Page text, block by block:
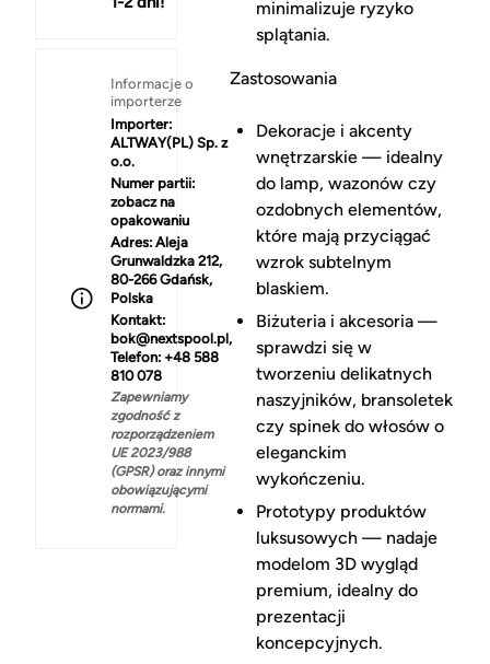
Informacje o
importerze
Importer:
ALTWAY(PL) Sp. z
o.o.
Numer partii:
zobacz na
opakowaniu
Adres: Aleja
Grunwaldzka 212,
80-266 Gdańsk,
Polska
Kontakt:
bok@nextspool.pl,
Telefon: +48 588
810 078
Zapewniamy
zgodność z
rozporządzeniem
UE 2023/988
(GPSR) oraz innymi
obowiązującymi
normami.
minimalizuje ryzyko
splątania.
Zastosowania
Dekoracje i akcenty
wnętrzarskie — idealny
do lamp, wazonów czy
ozdobnych elementów,
które mają przyciągać
wzrok subtelnym
blaskiem.
Biżuteria i akcesoria —
sprawdzi się w
tworzeniu delikatnych
naszyjników, bransoletek
czy spinek do włosów o
eleganckim
wykończeniu.
Prototypy produktów
luksusowych — nadaje
modelom 3D wygląd
premium, idealny do
prezentacji
koncepcyjnych.